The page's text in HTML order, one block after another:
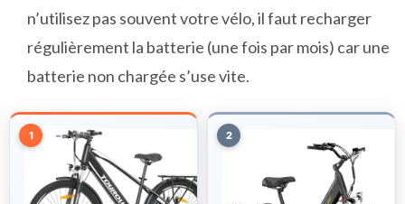
n’utilisez pas souvent votre vélo, il faut recharger
régulièrement la batterie (une fois par mois) car une
batterie non chargée s’use vite.
1 2